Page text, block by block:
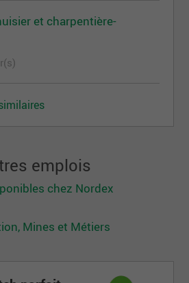
et charpentière-
emplois
chez Nordex
Mines et Métiers